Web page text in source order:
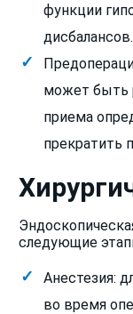
функции
дисбалансов.
может быть
приема
прекратить
следующие
Анестезия:
во время